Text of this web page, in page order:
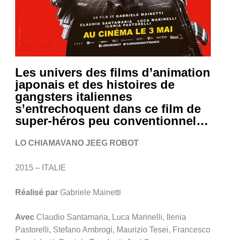
Les univers des films d’animation
japonais et des histoires de
gangsters italiennes
s’entrechoquent dans ce film de
super-héros peu conventionnel…
LO CHIAMAVANO JEEG ROBOT
2015 – ITALIE
Réalisé par Gabriele Mainetti
Avec Claudio Santamaria, Luca Marinelli, Ilenia
Pastorelli, Stefano Ambrogi, Maurizio Tesei, Francesco